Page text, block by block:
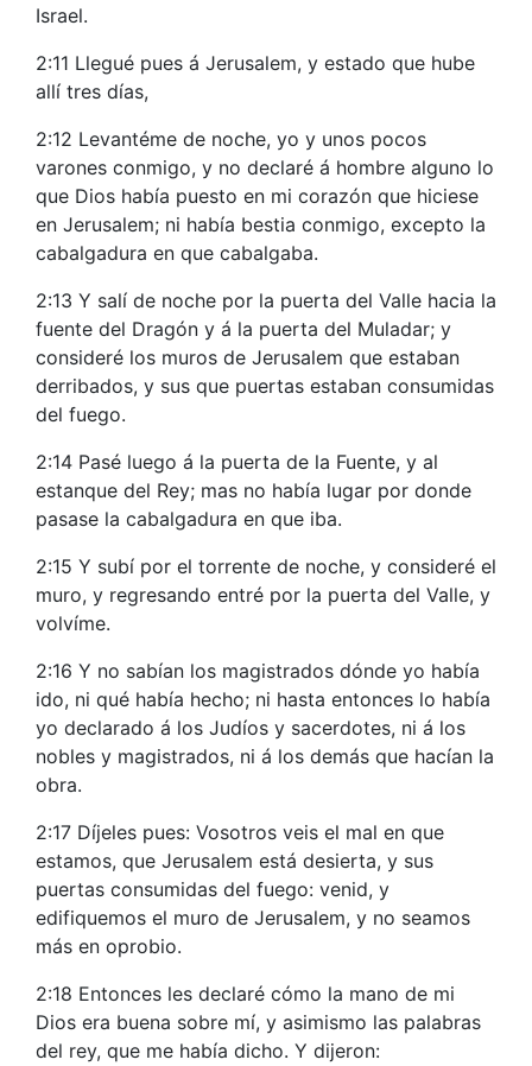
Israel.
2:11 Llegué pues á Jerusalem, y estado que hube
allí tres días,
2:12 Levantéme de noche, yo y unos pocos
varones conmigo, y no declaré á hombre alguno lo
que Dios había puesto en mi corazón que hiciese
en Jerusalem; ni había bestia conmigo, excepto la
cabalgadura en que cabalgaba.
2:13 Y salí de noche por la puerta del Valle hacia la
fuente del Dragón y á la puerta del Muladar; y
consideré los muros de Jerusalem que estaban
derribados, y sus que puertas estaban consumidas
del fuego.
2:14 Pasé luego á la puerta de la Fuente, y al
estanque del Rey; mas no había lugar por donde
pasase la cabalgadura en que iba.
2:15 Y subí por el torrente de noche, y consideré el
muro, y regresando entré por la puerta del Valle, y
volvíme.
2:16 Y no sabían los magistrados dónde yo había
ido, ni qué había hecho; ni hasta entonces lo había
yo declarado á los Judíos y sacerdotes, ni á los
nobles y magistrados, ni á los demás que hacían la
obra.
2:17 Díjeles pues: Vosotros veis el mal en que
estamos, que Jerusalem está desierta, y sus
puertas consumidas del fuego: venid, y
edifiquemos el muro de Jerusalem, y no seamos
más en oprobio.
2:18 Entonces les declaré cómo la mano de mi
Dios era buena sobre mí, y asimismo las palabras
del rey, que me había dicho. Y dijeron: